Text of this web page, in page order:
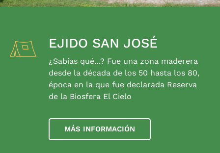
EJIDO SAN JOSÉ
¿Sabias qué...? Fue una zona maderera
desde la década de los 50 hasta los 80,
época en la que fue declarada Reserva
de la Biosfera El Cielo
MÁS INFORMACIÓN